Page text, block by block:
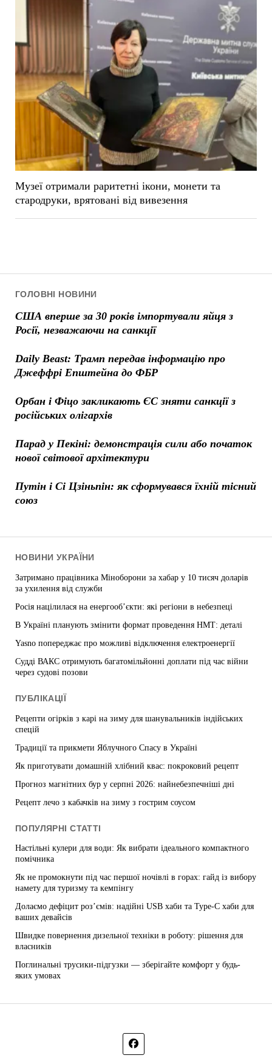
ГОЛОВНІ НОВИНИ
США вперше за 30 років імпортували яйця з
Росії, незважаючи на санкції
Daily Beast: Трамп передав інформацію про
Джеффрі Епштейна до ФБР
Орбан і Фіцо закликають ЄС зняти санкції з
російських олігархів
Парад у Пекіні: демонстрація сили або початок
нової світової архітектури
Путін і Сі Цзіньпін: як сформувався їхній тісний
союз
Музеї отримали раритетні ікони, монети та
стародруки, врятовані від вивезення
НОВИНИ УКРАЇНИ
Затримано працівника Міноборони за хабар у 10 тисяч доларів
за ухилення від служби
Росія націлилася на енергооб’єкти: які регіони в небезпеці
В Україні планують змінити формат проведення НМТ: деталі
Yasno попереджає про можливі відключення електроенергії
Судді ВАКС отримують багатомільйонні доплати під час війни
через судові позови
ПУБЛІКАЦІЇ
Рецепти огірків з карі на зиму для шанувальників індійських
спецій
Традиції та прикмети Яблучного Спасу в Україні
Як приготувати домашній хлібний квас: покроковий рецепт
Прогноз магнітних бур у серпні 2026: найнебезпечніші дні
Рецепт лечо з кабачків на зиму з гострим соусом
ПОПУЛЯРНІ СТАТТІ
Настільні кулери для води: Як вибрати ідеального компактного
помічника
Як не промокнути під час першої ночівлі в горах: гайд із вибору
намету для туризму та кемпінгу
Долаємо дефіцит роз’ємів: надійні USB хаби та Type-C хаби для
ваших девайсів
Швидке повернення дизельної техніки в роботу: рішення для
власників
Поглинальні трусики-підгузки — зберігайте комфорт у будь-
яких умовах